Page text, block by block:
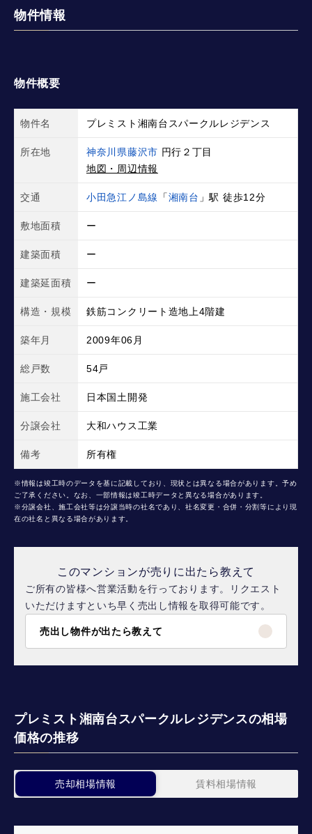
物件情報
物件概要
物件名 プレミスト湘南台スパークルレジデンス
所在地 神奈川県藤沢市 円行２丁目
地図・周辺情報
交通 小田急江ノ島線 「湘南台 」駅 徒歩12分
敷地面積 ー
建築面積 ー
建築延面積 ー
構造・規模 鉄筋コンクリート造地上4階建
築年月 2009年06月
総戸数 54戸
施工会社 日本国土開発
分譲会社 大和ハウス工業
備考 所有権
※情報は竣工時のデータを基に記載しており、現状とは異なる場合があります。予め
ご了承ください。なお、一部情報は竣工時データと異なる場合があります。
※分譲会社、施工会社等は分譲当時の社名であり、社名変更・合併・分割等により現
在の社名と異なる場合があります。
このマンションが売りに出たら教えて
ご所有の皆様へ営業活動を行っております。リクエスト
いただけますといち早く売出し情報を取得可能です。
売出し物件が出たら教えて
プレミスト湘南台スパークルレジデンスの相場
価格の推移
売却相場情報 賃料相場情報